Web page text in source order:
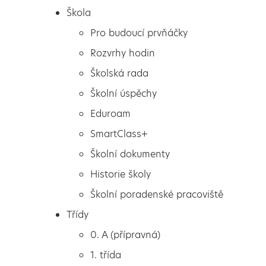
Pro budoucí prvňáčky
Rozvrhy hodin
Školská rada
Škola
Pro budoucí prvňáčky
Rozvrhy hodin
Školská rada
Školní úspěchy
Eduroam
SmartClass+
Školní dokumenty
Historie školy
Školní poradenské pracoviště
Třídy
0. A (přípravná)
1. třída
Prodloužení termínu
přihlašování do kroužků